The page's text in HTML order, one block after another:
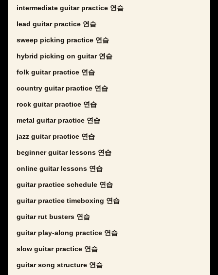
intermediate guitar practice 연습
lead guitar practice 연습
sweep picking practice 연습
hybrid picking on guitar 연습
folk guitar practice 연습
country guitar practice 연습
rock guitar practice 연습
metal guitar practice 연습
jazz guitar practice 연습
beginner guitar lessons 연습
online guitar lessons 연습
guitar practice schedule 연습
guitar practice timeboxing 연습
guitar rut busters 연습
guitar play-along practice 연습
slow guitar practice 연습
guitar song structure 연습